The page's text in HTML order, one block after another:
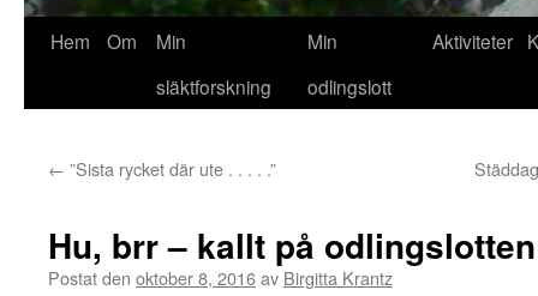
Hem Om
Min
släktforskning
Min
odlingslott
Aktiviteter
← ”Sista rycket där ute . . . . .”
Hu, brr – kallt på
Postat den oktober 8, 2016av Birgitta Krantz